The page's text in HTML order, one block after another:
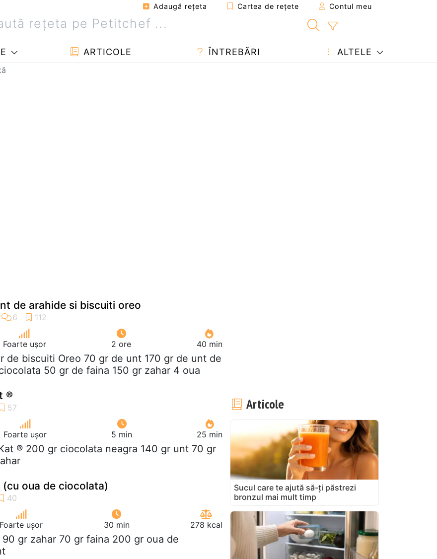
Adaugă reţeta Cartea de rețete Contul meu
ARTICOLE ÎNTREBĂRI ALTELE
de arahide si biscuiti oreo
Foarte ușor 2 ore 40 min
de biscuiti Oreo 70 gr de unt 170 gr de unt de
50 gr de faina 150 gr zahar 4 oua
®
Foarte ușor 5 min 25 min
® 200 gr ciocolata neagra 140 gr unt 70 gr
oua de ciocolata)
Foarte ușor 30 min 278 kcal
gr zahar 70 gr faina 200 gr oua de
Articole
Sucul care te ajută să-ți păstrezi
bronzul mai mult timp